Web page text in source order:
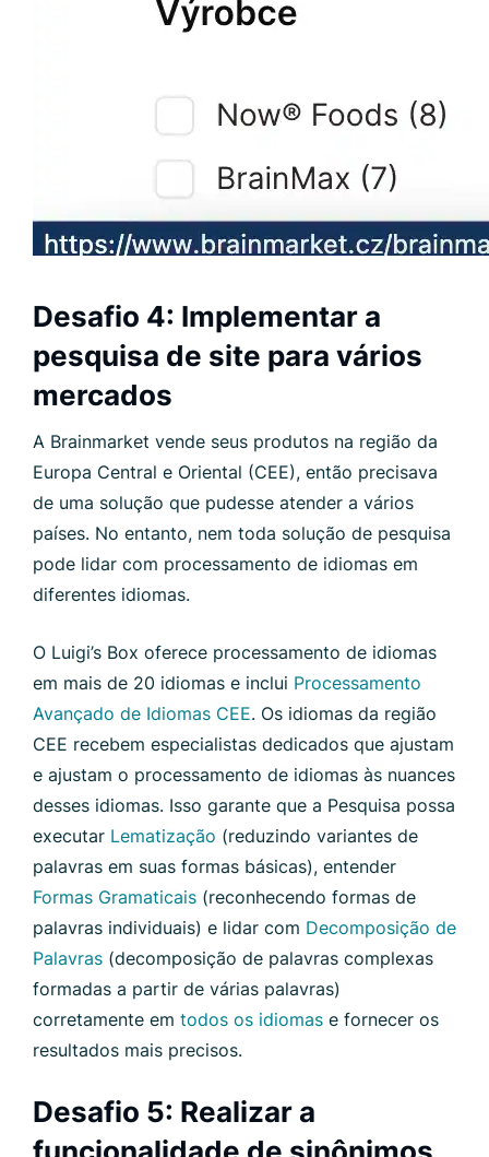
Desafio 4: Implementar a
pesquisa de site para vários
mercados
A Brainmarket vende seus produtos na região da
Europa Central e Oriental (CEE), então precisava
de uma solução que pudesse atender a vários
países. No entanto, nem toda solução de pesquisa
pode lidar com processamento de idiomas em
diferentes idiomas.
O Luigi’s Box oferece processamento de idiomas
em mais de 20 idiomas e inclui Processamento
Avançado de Idiomas CEE. Os idiomas da região
CEE recebem especialistas dedicados que ajustam
e ajustam o processamento de idiomas às nuances
desses idiomas. Isso garante que a Pesquisa possa
executar Lematização (reduzindo variantes de
palavras em suas formas básicas), entender
Formas Gramaticais (reconhecendo formas de
palavras individuais) e lidar com Decomposição de
Palavras (decomposição de palavras complexas
formadas a partir de várias palavras)
corretamente em todos os idiomas e fornecer os
resultados mais precisos.
Desafio 5: Realizar a